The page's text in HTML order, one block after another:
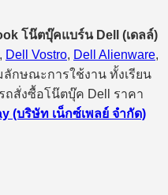
โน๊ตบุ๊คแบร์น Dell (เดลล์)
, Dell Vostro, Dell Alienware,
กษณะการใช้งาน ทั้งเรียน
ถสั่งซื้อโน๊ตบุ๊ค Dell ราคา
(บริษัท เน็กซ์เพลย์ จำกัด)